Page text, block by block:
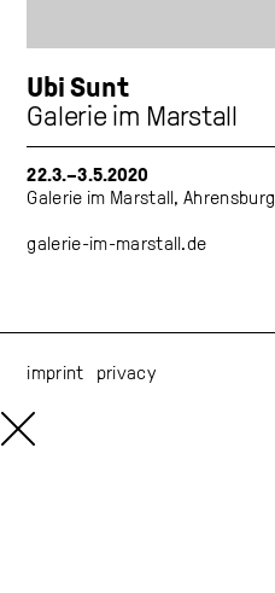
Ubi Sunt
Galerie im Marstall
22.3.–3.5.2020
Galerie im Marstall, Ahrensburg
galerie-im-marstall.de
imprint privacy